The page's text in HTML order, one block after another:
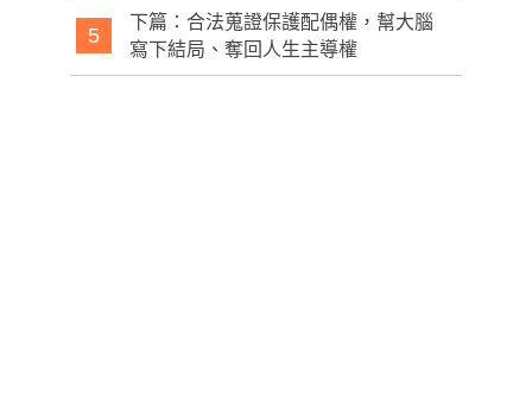
5
下篇：合法蒐證保護配偶權，幫大腦
寫下結局、奪回人生主導權